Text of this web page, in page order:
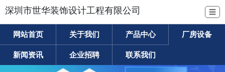
深圳市世华装饰设计工程有限公司 ☰
网站首页 关于我们 产品中心 厂房设备
新闻资讯 企业招聘 联系我们